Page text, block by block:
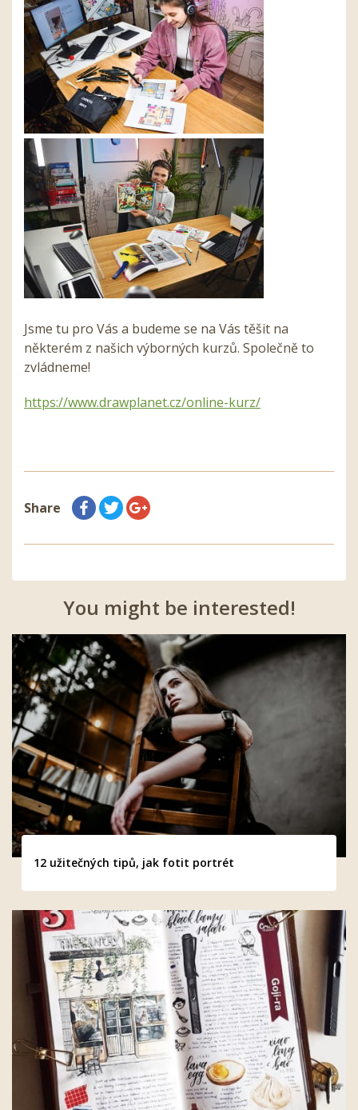
Jsme tu pro Vás a budeme se na Vás těšit na
některém z našich výborných kurzů. Společně to
zvládneme!
https://www.drawplanet.cz/online-kurz/
Share
You might be interested!
12 užitečných tipů, jak fotit portrét